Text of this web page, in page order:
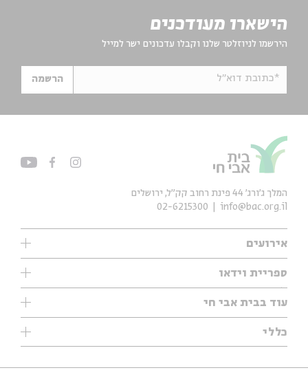
הישארו מעודכנים
הירשמו לניוזלטר שלנו וקבלו עדכונים ישר למייל
*כתובת דוא"ל הרשמה
אירועים
עיון
אנגלית
נוער
סדרות
ספריית וידאו
ילדים
מוזיקה
עיון
מיוחדים
עוד בבית אבי חי
תערוכות
מיוחדים
כללי
אודות
המלך ג'ורג' 44 פינת רחוב קק״ל, ירושלים
info@bac.org.il
02-6215300